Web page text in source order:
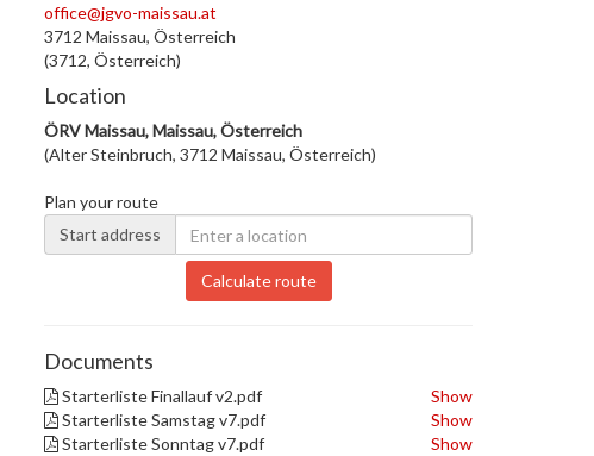
office@jgvo-maissau.at
3712 Maissau, Österreich
(3712, Österreich)
Location
ÖRV Maissau, Maissau, Österreich
(Alter Steinbruch, 3712 Maissau, Österreich)
Plan your route
Start address
Calculate route
Documents
Starterliste Finallauf v2.pdf
Show
Starterliste Samstag v7.pdf
Show
Starterliste Sonntag v7.pdf
Show